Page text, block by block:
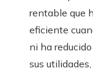
rentable que
eficiente
ni ha
sus